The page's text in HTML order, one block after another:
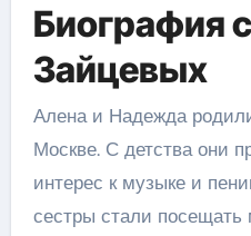
Биография
Зайцевых
Алена и Надежда
Москве. С детства они
интерес к музыке и
сестры стали